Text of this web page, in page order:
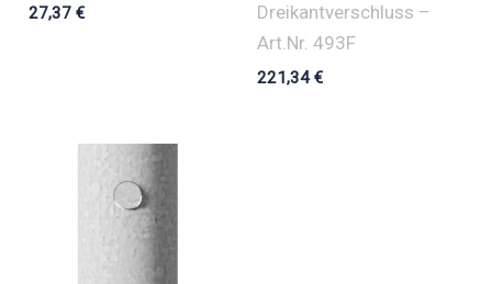
27,37€
Dreikantverschluss –
Art.Nr. 493F
221,34€